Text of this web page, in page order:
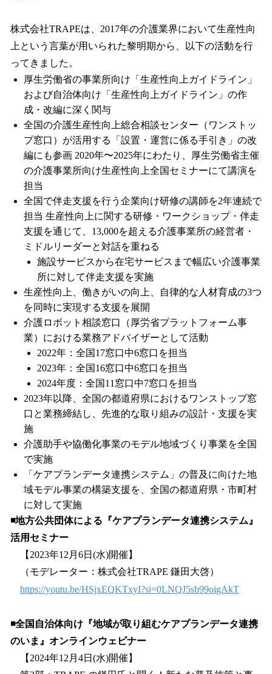
株式会社TRAPEは、2017年の介護業界において生産性向
上という言葉が用いられた黎明期から、以下の活動を行
ってきました。
厚生労働省の事業所向け「生産性向上ガイドライン」
および自治体向け「生産性向上ガイドライン」の作
成・改編に深く関与
全国の介護生産性向上総合相談センター（ワンストッ
プ窓口）が活用する「設置・運営に係る手引き」の改
編にも参画 2020年〜2025年にわたり、厚生労働省主催
の介護事業所向け生産性向上全国セミナーにて講演を
担当
全国で伴走支援を行う企業向け研修の講師を2年連続で
担当 生産性向上に関する研修・ワークショップ・伴走
支援を通じて、13,000を超える介護事業所の経営者・
ミドルリーダーと対話を重ねる
施設サービスから在宅サービスまで幅広い介護事業
所に対して伴走支援を実施
生産性向上、働きがいの向上、自律的な人材育成の3つ
を同時に実現する支援を展開
介護ロボット相談窓口（厚労省プラットフォーム事
業）における業務アドバイザーとして活動
2022年：全国17窓口中6窓口を担当
2023年：全国16窓口中6窓口を担当
2024年度：全国11窓口中7窓口を担当
2023年以降、全国の都道府県におけるワンストップ窓
口と業務締結し、先進的な取り組みの設計・支援を実
施
介護助手や協働化事業のモデル地域づくり事業を全国
で実施
「ケアプランデータ連携システム」の普及に向けた地
域モデル事業の構築支援を、全国の都道府県・市町村
に対して実施
◾️地方公共団体による『ケアプランデータ連携システム』
活用セミナー
【2023年12月6日(水)開催】
（モデレーター：株式会社TRAPE 鎌田大啓）
https://youtu.be/HSjxEQKTxyI?si=0LNQJ5sb99oigAkT
◾️全国自治体向け『地域が取り組むケアプランデータ連携
のいま』オンラインウェビナー
【2024年12月4日(水)開催】